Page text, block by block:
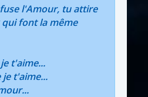
l'Amour, tu attire
font la même
t'aime...
t'aime...